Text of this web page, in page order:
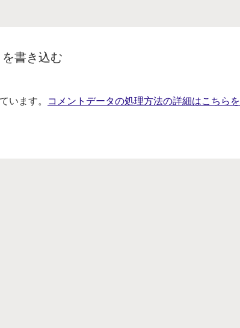
書き込む
います。
コメントデータの処理方法の詳細はこちらを